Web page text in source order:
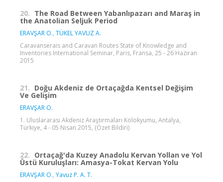
20. The Road Between Yabanlıpazarı and Maraş in
the Anatolian Seljuk Period
ERAVŞAR O., TÜKEL YAVUZ A.
Caravanserais and Caravan Routes State of Knowledge and
Inventories International Seminar, Paris, Fransa, 25 - 26 Haziran
2015
21. Doğu Akdeniz de Ortaçağda Kentsel Değişim
Ve Gelişim
ERAVŞAR O.
1. Uluslararası Akdeniz Araştırmaları Kolokyumu, Antalya,
Türkiye, 4 - 05 Nisan 2015, (Özet Bildiri)
22. Ortaçağ'da Kuzey Anadolu Kervan Yollan ve Yol
Üstü Kuruluşları: Amasya-Tokat Kervan Yolu
ERAVŞAR O., Yavuz P. A. T.